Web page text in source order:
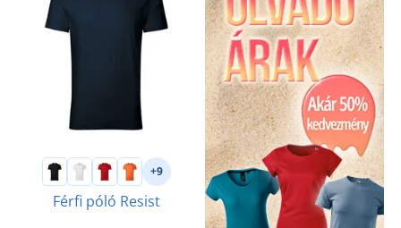
+9
Férfi póló Resist